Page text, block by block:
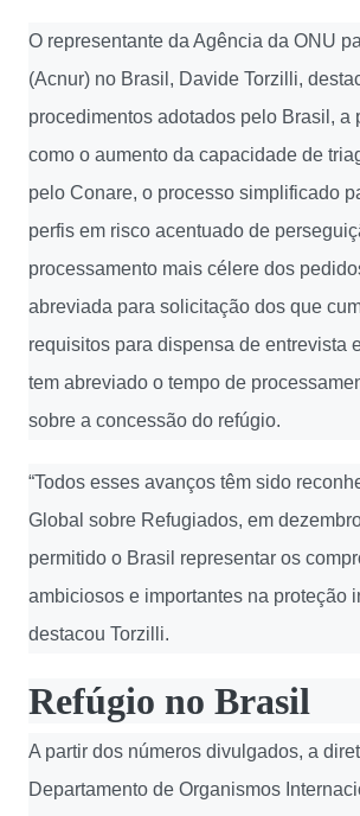
O representante da Agência da ONU
(Acnur) no Brasil, Davide Torzilli,
procedimentos adotados pelo Brasil, a
como o aumento da capacidade de
pelo Conare, o processo simplificado
perfis em risco acentuado de
processamento mais célere dos
abreviada para solicitação dos que
requisitos para dispensa de entrevista
tem abreviado o tempo de
sobre a concessão do refúgio.
“Todos esses avanços têm sido
Global sobre Refugiados, em
permitido o Brasil representar os
ambiciosos e importantes na proteção
destacou Torzilli.
Refúgio no Brasil
A partir dos números divulgados, a
Departamento de Organismos